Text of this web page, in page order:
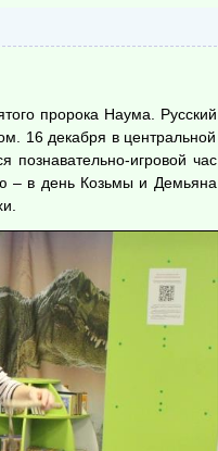
пророка Наума. Русский
16 декабря в центральной
игровой час
– в день Козьмы и Демьяна